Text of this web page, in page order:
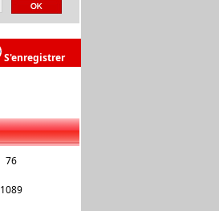
S'enregistrer
76
1089